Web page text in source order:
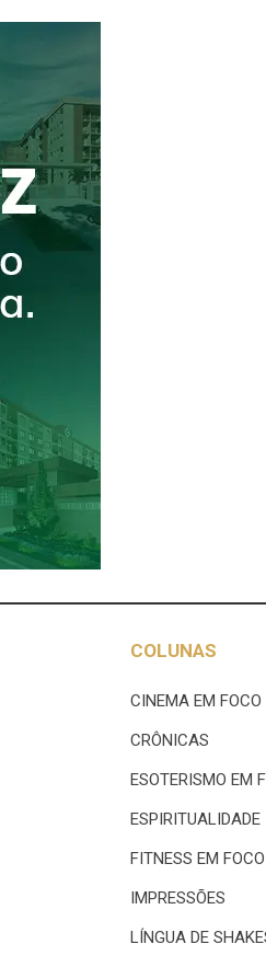
COLUNAS
CINEMA EM FOCO
CRÔNICAS
ESOTERISMO EM
ESPIRITUALIDADE
FITNESS EM FOCO
IMPRESSÕES
LÍNGUA DE